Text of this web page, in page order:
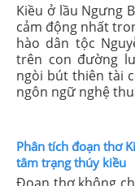
Kiều ở lầu Ngưng
cảm động nhất
hào dân tộc
trên con đường
ngòi bút thiên tài
ngôn ngữ nghệ
Phân tích đoạn thơ
tâm trạng thúy kiều